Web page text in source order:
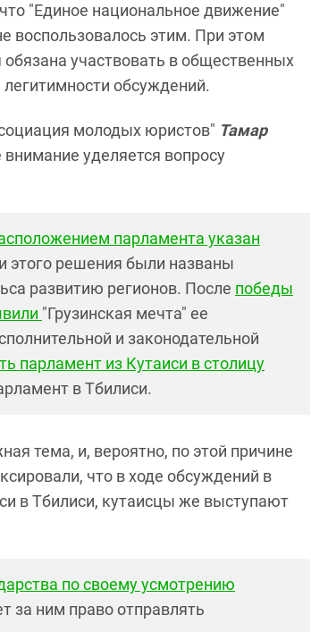
"Единое национальное движение"
воспользовалось этим. При этом
участвовать в общественных
обсуждений.
молодых юристов" Тамар
уделяется вопросу
парламента указан
этого решения были названы
развитию регионов. После победы
"Грузинская мечта" ее
и законодательной
парламент из Кутаиси в столицу
в Тбилиси.
тема, и, вероятно, по этой причине
что в ходе обсуждений в
в Тбилиси, кутаисцы же выступают
по своему усмотрению
за ним право отправлять